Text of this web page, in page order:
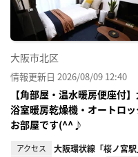
大阪市北区
情報更新日 2026/08/09 12:40
【角部屋・温水暖房便座付
浴室暖房乾燥機・オートロ
お部屋です(^^♪
アクセス 大阪環状線「桜ノ宮駅